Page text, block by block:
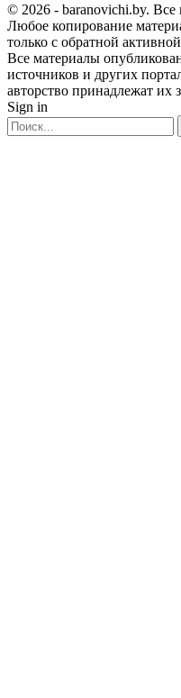
© 2026 - baranovichi.by.
Любое копирование
только с обратной
Все материалы
источников и других
авторство принадлежат их
Sign in